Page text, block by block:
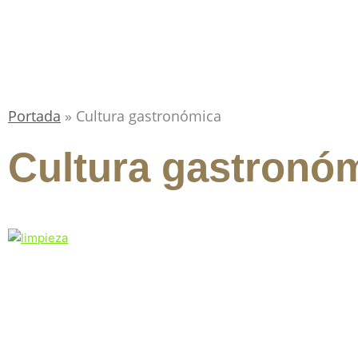
Portada » Cultura gastronómica
Cultura